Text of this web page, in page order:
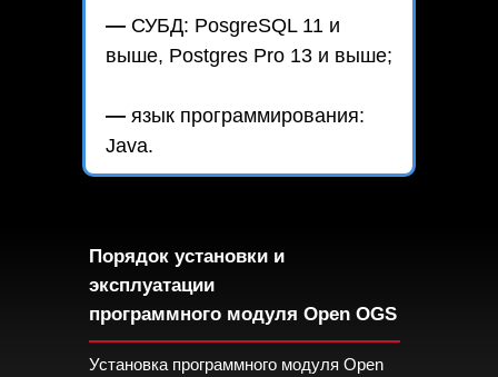
— СУБД: PosgreSQL 11 и
выше, Postgres Pro 13 и выше;
— язык программирования:
Java.
Порядок установки и
эксплуатации
программного модуля Open OGS
Установка программного модуля Open